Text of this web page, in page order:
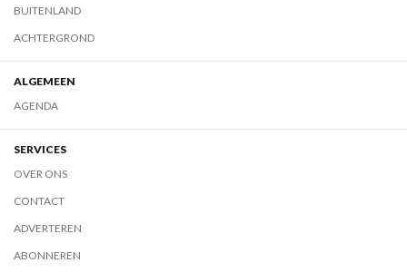
BUITENLAND
ACHTERGROND
ALGEMEEN
AGENDA
SERVICES
OVER ONS
CONTACT
ADVERTEREN
ABONNEREN